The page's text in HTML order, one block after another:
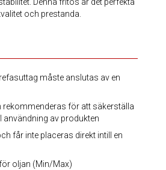
och prestanda.
måste anslutas av en
för att säkerställa
av produkten
får inte placeras direkt intill en
oljan (Min/Max)